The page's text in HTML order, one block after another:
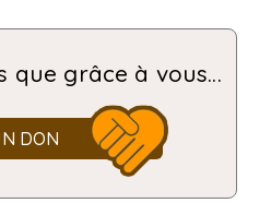
que grâce à vous...
DON